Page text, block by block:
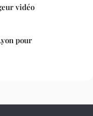
vidéo
pour